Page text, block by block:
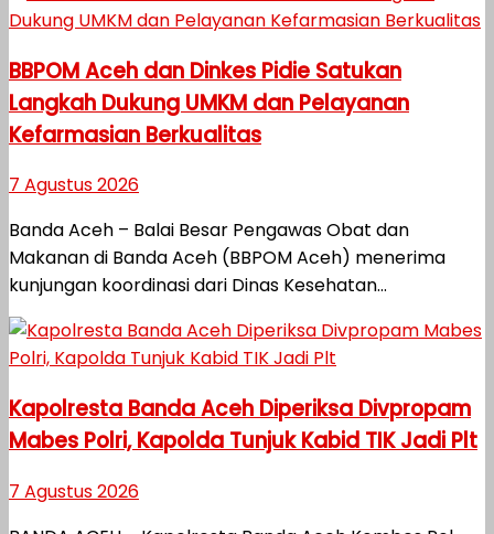
BBPOM Aceh dan Dinkes Pidie Satukan
Langkah Dukung UMKM dan Pelayanan
Kefarmasian Berkualitas
7 Agustus 2026
Banda Aceh – Balai Besar Pengawas Obat dan
Makanan di Banda Aceh (BBPOM Aceh) menerima
kunjungan koordinasi dari Dinas Kesehatan...
Kapolresta Banda Aceh Diperiksa Divpropam
Mabes Polri, Kapolda Tunjuk Kabid TIK Jadi Plt
7 Agustus 2026